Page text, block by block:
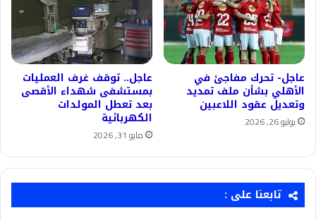
عاجل- تحرك مفاجئ في
الأهلي بشأن ملف تمديد
وتعديل عقود اللاعبين
يوليو 26, 2026
عاجل.. توقف غرف العمليات
بمستشفى شهداء الأقصى
بعد تعطل المولدات
الكهربائية
مايو 31, 2026
تابعنا على :